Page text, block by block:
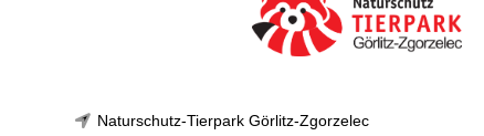
Naturschutz-Tierpark Görlitz-Zgorzelec